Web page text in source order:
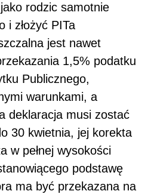
rodzic samotnie
i złożyć PITa
jest nawet
1,5% podatku
Publicznego,
warunkami, a
deklaracja musi zostać
30 kwietnia, jej korekta
w pełnej wysokości
podstawę
ma być przekazana na